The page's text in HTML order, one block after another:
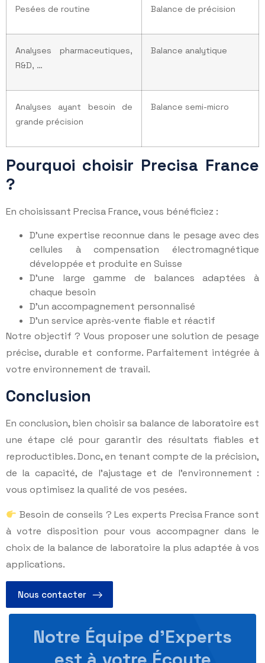
Pesées de routine Balance de précision
Analyses pharmaceutiques,
R&D, …
Balance analytique
Analyses ayant besoin de
grande précision
Balance semi-micro
Pourquoi choisir Precisa France
?
En choisissant Precisa France, vous bénéficiez :
D’une expertise reconnue dans le pesage avec des
cellules à compensation électromagnétique
développée et produite en Suisse
D’une large gamme de balances adaptées à
chaque besoin
D’un accompagnement personnalisé
D’un service après‑vente fiable et réactif
Notre objectif ? Vous proposer une solution de pesage
précise, durable et conforme. Parfaitement intégrée à
votre environnement de travail.
Conclusion
En conclusion, bien choisir sa balance de laboratoire est
une étape clé pour garantir des résultats fiables et
reproductibles. Donc, en tenant compte de la précision,
de la capacité, de l’ajustage et de l’environnement :
vous optimisez la qualité de vos pesées.
Besoin de conseils ? Les experts Precisa France sont
à votre disposition pour vous accompagner dans le
choix de la balance de laboratoire la plus adaptée à vos
applications.
Nous contacter
Notre Équipe d’Experts